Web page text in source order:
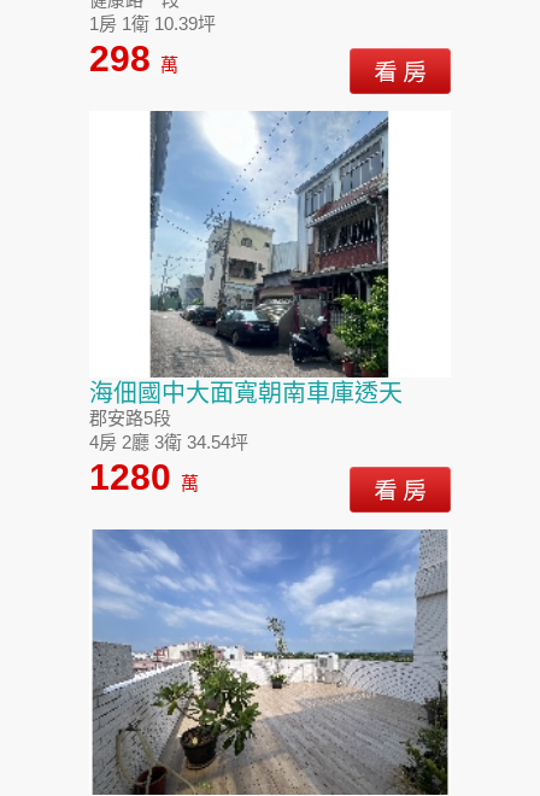
1房 1衛 10.39坪
298 萬
海佃國中大面寬朝南車庫透天
郡安路5段
4房 2廳 3衛 34.54坪
1280 萬